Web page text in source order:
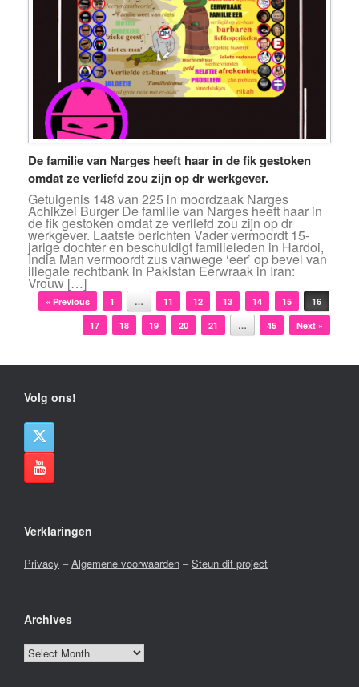
De familie van Narges heeft haar in de fik gestoken
omdat ze verliefd zou zijn op dr werkgever.
Getuigenis 148 van 225 in moordzaak Narges
Achikzei Burger De familie van Narges heeft haar in
de fik gestoken omdat ze verliefd zou zijn op dr
werkgever. Laatste berichten Vader vermoordt 15-
jarige dochter en beschuldigt familieleden in Hardoi,
India Man vermoordt zus vanwege ‘eer’ op bevel van
illegale rechtbank in Pakistan Eerwraak in Iran:
Vrouw […]
Bericht navigatie
« Previous 1 … 11 12 13 14 15
16
17
18 19 20 21 … 45 Next »
Volg ons!
Verklaringen
Privacy –Algemene voorwaarden –Steun dit project
Archives
Archives